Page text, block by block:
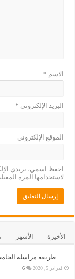
الاسم *
البريد الإلكتروني *
الموقع الإلكتروني
احفظ اسمي، بريدي
لاستخدامها المرة
الأخيرة الأشهر
طريقة مراسلة
فبراير 5, 2020 6